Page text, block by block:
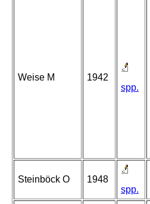
Weise M
1942
spp.
Steinböck O
1948
spp.